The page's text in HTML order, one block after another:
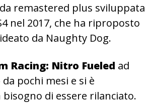
remastered plus sviluppata
nel 2017, che ha riproposto
da Naughty Dog.
Racing: Nitro Fueled ad
pochi mesi e si è
di essere rilanciato.